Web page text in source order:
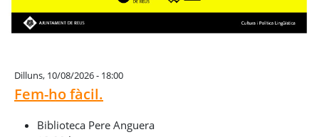
Dilluns, 10/08/2026 - 18:00
Fem-ho fàcil.
Biblioteca Pere Anguera